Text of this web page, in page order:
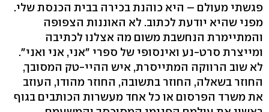
פגשתי מעולם – היא כוהנת בכירה בבית הכנסת שלי.
מפני שהיא יודעת לכתוב. לא האוננות הצפופה
והמתיימרת הנחשבת משום מה אצלנו לכתיבה
ומייצרת סרט-נע ואינסופי של ספרי "אני, אני ואני".
לא שוב הרווקה המתייסרת, איש ההיי-טק המסובך,
החוזר בשאלה, החוזר בתשובה, החוזר מהודו, העוזב
את משרד הפרסום או כל אחד מעשרות הכותבים בגוף